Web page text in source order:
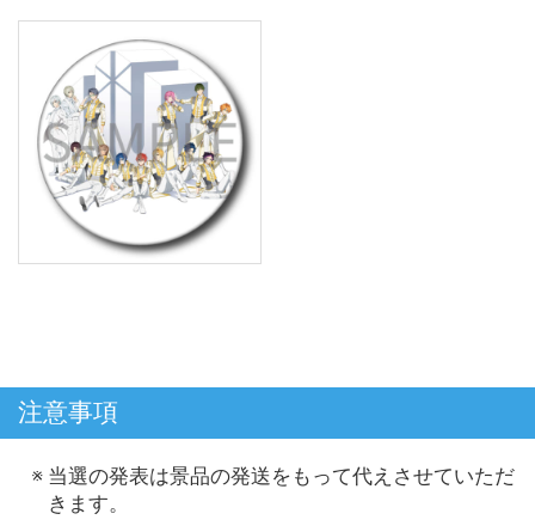
注意事項
当選の発表は景品の発送をもって代えさせていただ
きます。